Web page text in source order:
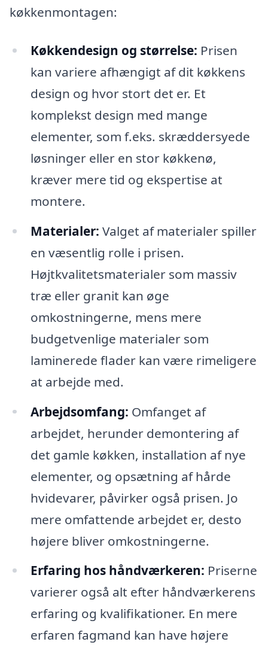
køkkenmontagen:
Køkkendesign og størrelse: Prisen
kan variere afhængigt af dit køkkens
design og hvor stort det er. Et
komplekst design med mange
elementer, som f.eks. skræddersyede
løsninger eller en stor køkkenø,
kræver mere tid og ekspertise at
montere.
Materialer: Valget af materialer spiller
en væsentlig rolle i prisen.
Højtkvalitetsmaterialer som massiv
træ eller granit kan øge
omkostningerne, mens mere
budgetvenlige materialer som
laminerede flader kan være rimeligere
at arbejde med.
Arbejdsomfang: Omfanget af
arbejdet, herunder demontering af
det gamle køkken, installation af nye
elementer, og opsætning af hårde
hvidevarer, påvirker også prisen. Jo
mere omfattende arbejdet er, desto
højere bliver omkostningerne.
Erfaring hos håndværkeren: Priserne
varierer også alt efter håndværkerens
erfaring og kvalifikationer. En mere
erfaren fagmand kan have højere